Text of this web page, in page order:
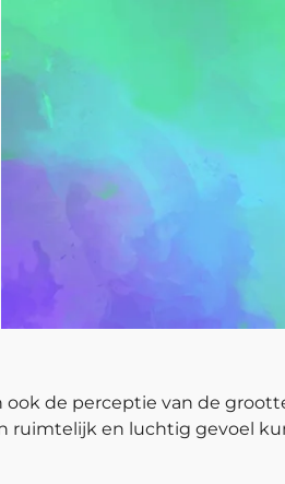
de perceptie van de
en luchtig gevoel